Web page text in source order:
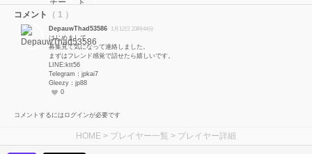
コメント （ 1 ）
DepauwThad53586 1月12日 23時44分
はじめまして。
募集見て気になって連絡しました。
まずはフレンド感覚で話せたら嬉しいです。
LINE:ktt56
Telegram：jpkai7
Gleezy：jp88
0
コメントするにはログインが必要です
HOME > プレイヤー一覧 > プレイヤー詳細